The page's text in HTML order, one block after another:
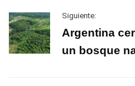
Siguiente:
Argentina
un bosque